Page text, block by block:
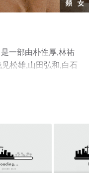
一部由朴性厚,林祐
松雄,山田弘和,白石
钉宫理惠,岛崎信长,
已揭晓（1-24全